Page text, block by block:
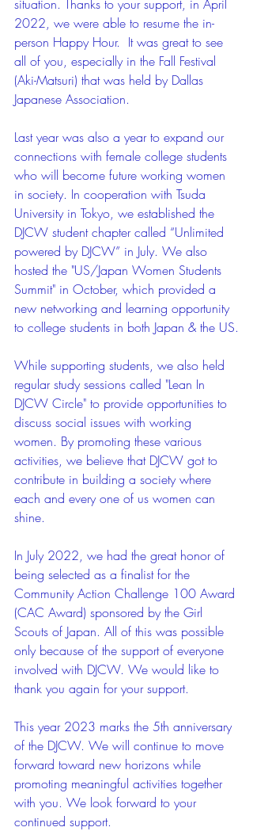
situation. Thanks to your support, in April
2022, we were able to resume the in-
person Happy Hour.  It was great to see
all of you, especially in the Fall Festival
(Aki-Matsuri) that was held by Dallas
Japanese Association.
Last year was also a year to expand our
connections with female college students
who will become future working women
in society. In cooperation with Tsuda
University in Tokyo, we established the
DJCW student chapter called “Unlimited
powered by DJCW” in July. We also
hosted the "US/Japan Women Students
Summit" in October, which provided a
new networking and learning opportunity
to college students in both Japan & the US.
While supporting students, we also held
regular study sessions called "Lean In
DJCW Circle" to provide opportunities to
discuss social issues with working
women. By promoting these various
activities, we believe that DJCW got to
contribute in building a society where
each and every one of us women can
shine.
In July 2022, we had the great honor of
being selected as a finalist for the
Community Action Challenge 100 Award
(CAC Award) sponsored by the Girl
Scouts of Japan. All of this was possible
only because of the support of everyone
involved with DJCW. We would like to
thank you again for your support.
This year 2023 marks the 5th anniversary
of the DJCW. We will continue to move
forward toward new horizons while
promoting meaningful activities together
with you. We look forward to your
continued support.